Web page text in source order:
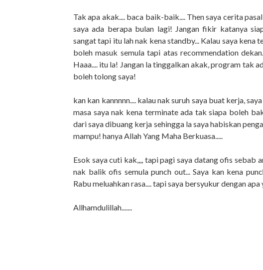
Tak apa akak.... baca baik-baik.... Then saya cerita
saya ada berapa bulan lagi! Jangan fikir katanya
sangat tapi itu lah nak kena standby... Kalau saya
boleh masuk semula tapi atas recommendation
Haaa.... itu la! Jangan la tinggalkan akak, program tak
boleh tolong saya!
kan kan kannnnn.... kalau nak suruh saya buat kerja,
masa saya nak kena terminate ada tak siapa boleh
dari saya dibuang kerja sehingga la saya habiskan
mampu! hanya Allah Yang Maha Berkuasa.....
Esok saya cuti kak,,,, tapi pagi saya datang ofis sebab
nak balik ofis semula punch out... Saya kan kena
Rabu meluahkan rasa.... tapi saya bersyukur dengan
Allhamdulillah.......